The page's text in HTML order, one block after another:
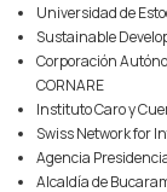
Universidad de
Sustainable
Corporación
CORNARE
Instituto Caro y
Swiss Network for
Agencia
Alcaldía de